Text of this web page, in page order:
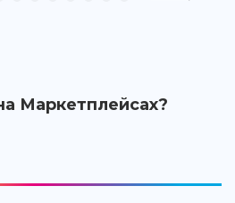
Маркетплейсах?